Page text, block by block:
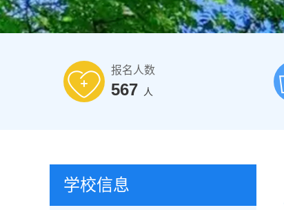
报名人数
567 人
学校信息